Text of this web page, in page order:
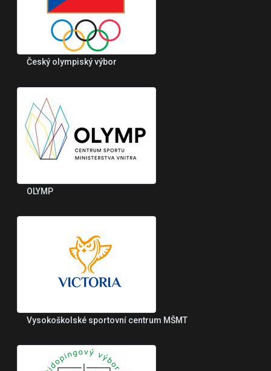
Český olympiský výbor
OLYMP
Vysokoškolské sportovní centrum MŠMT